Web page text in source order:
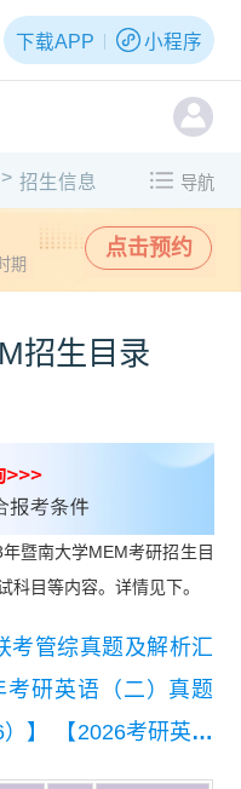
下载APP 小程序
> 招生信息 导航
期
点击预约
招生目录
暨南大学MEM考研招生目
科目等内容。详情见下。
考管综真题及解析汇
考研英语（二）真题
】
【2026考研英语
管理类联考综合